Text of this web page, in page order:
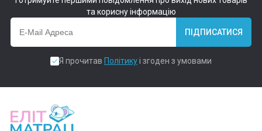
та корисну інформацію
ПІДПИСАТИСЯ
Я прочитав Політикуі згоден з умовами